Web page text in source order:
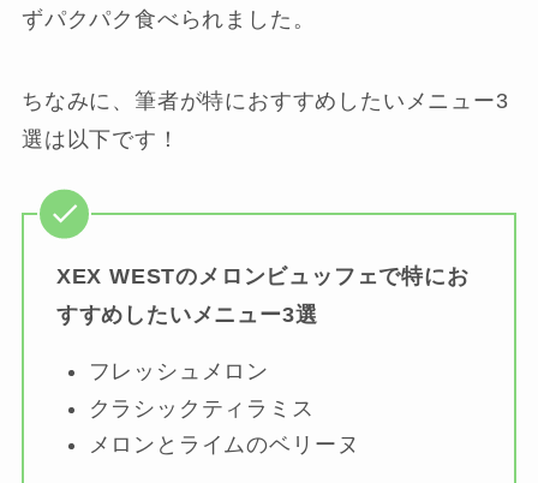
ずパクパク食べられました。
ちなみに、筆者が特におすすめしたいメニュー3
選は以下です！
XEX WESTのメロンビュッフェで特にお
すすめしたいメニュー3選
フレッシュメロン
クラシックティラミス
メロンとライムのベリーヌ